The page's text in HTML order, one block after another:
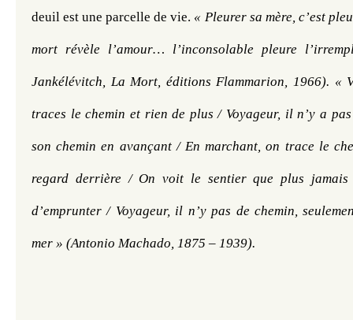
deuil est une parcelle de vie. « Pleurer sa mère, c’est
mort révèle l’amour… l’inconsolable pleure
Jankélévitch, La Mort, éditions Flammarion, 1966). «
traces le chemin et rien de plus / Voyageur, il n’y a
son chemin en avançant / En marchant, on trace le
regard derrière / On voit le sentier que plus jamais
d’emprunter / Voyageur, il n’y pas de chemin,
mer » (Antonio Machado, 1875 – 1939).